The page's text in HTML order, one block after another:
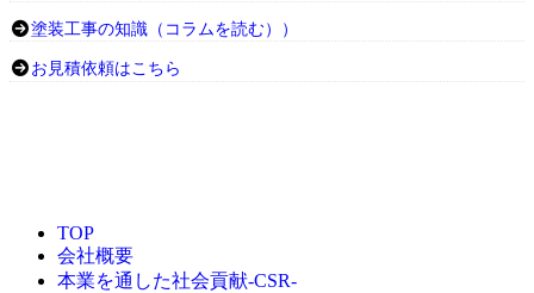
塗装工事の知識（コラムを読む））
お見積依頼はこちら
TOP
会社概要
本業を通した社会貢献-CSR-